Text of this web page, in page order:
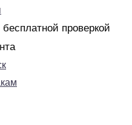
проверкой